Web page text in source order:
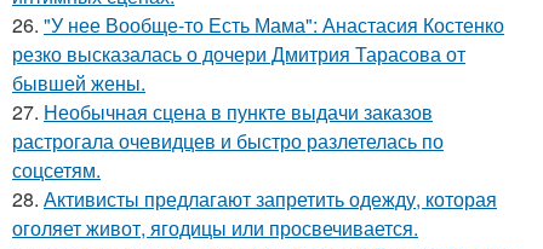
26. "У нее Вообще-то Есть Мама": Анастасия Костенко
резко высказалась о дочери Дмитрия Тарасова от
бывшей жены.
27. Необычная сцена в пункте выдачи заказов
растрогала очевидцев и быстро разлетелась по
соцсетям.
28. Активисты предлагают запретить одежду, которая
оголяет живот, ягодицы или просвечивается.